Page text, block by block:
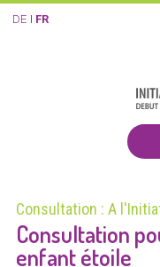
DE FR
Consultation : A
Consultation
enfant étoile